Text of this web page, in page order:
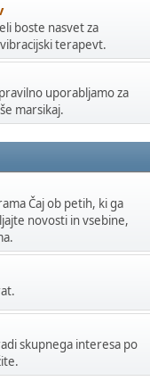
boste nasvet za
terapevt.
uporabljamo za
marsikaj.
Čaj ob petih, ki ga
novosti in vsebine,
skupnega interesa po